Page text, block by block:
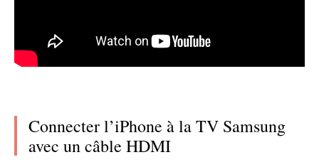
Connecter l’iPhone à la TV Samsung
avec un câble HDMI